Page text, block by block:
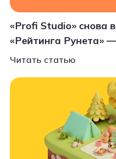
«Profi Studio» снова
«Рейтинга Рунета»
Читать статью